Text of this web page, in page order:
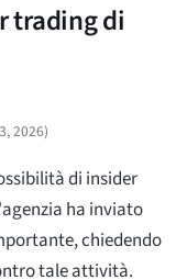
trading di
2026)
di insider
ha inviato
chiedendo
tale attività.